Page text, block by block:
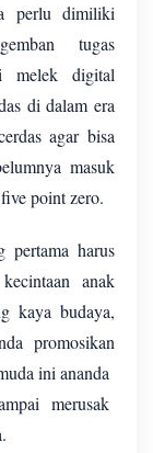
perlu dimiliki
tugas
melek digital
di dalam era
agar bisa
masuk
point zero.
pertama harus
anak
kaya budaya,
promosikan
ini ananda
merusak